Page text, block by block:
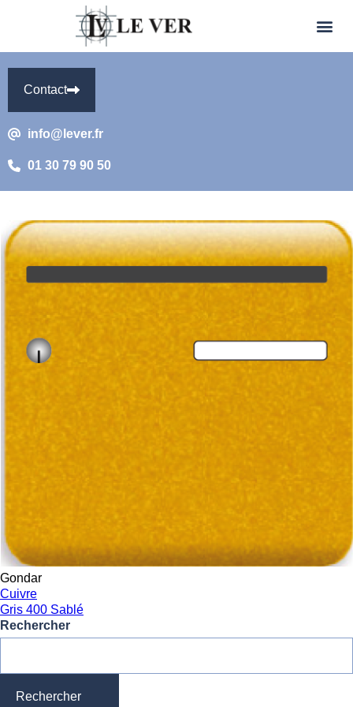
info@lever.fr
01 30 79 90 50
Contact
Gondar
Cuivre
Gris 400 Sablé
Rechercher
Rechercher